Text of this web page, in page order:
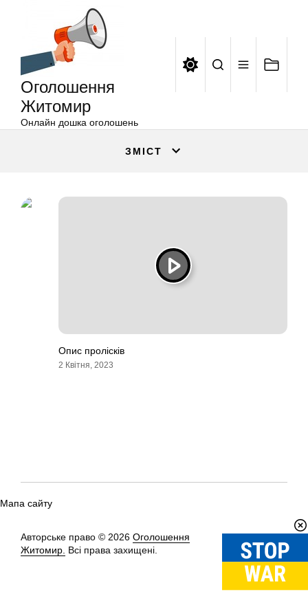
Оголошення
Житомир
Онлайн дошка оголошень
ЗМІСТ
Опис пролісків
2 Квітня, 2023
Мапа сайту
Авторське право © 2026 Оголошення
Житомир. Всі права захищені.
Вгору↑